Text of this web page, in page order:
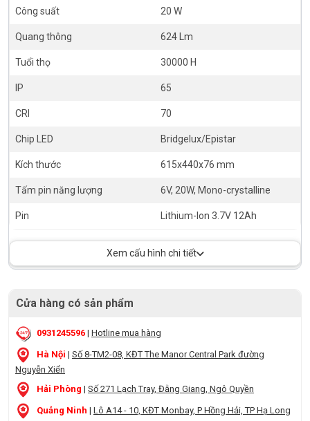
Công suất 20 W
Quang thông 624 Lm
Tuổi thọ 30000 H
IP 65
CRI 70
Chip LED Bridgelux/Epistar
Kích thước 615x440x76 mm
Tấm pin năng lượng 6V, 20W, Mono-crystalline
Pin Lithium-Ion 3.7V 12Ah
Xem cấu hình chi tiết
Cửa hàng có sản phẩm
0931245596 | Hotline mua hàng
Hà Nội | Số 8-TM2-08, KĐT The Manor Central Park đường
Nguyễn Xiển
Hải Phòng | Số 271 Lạch Tray, Đằng Giang, Ngô Quyền
Quảng Ninh | Lô A14 - 10, KĐT Monbay, P Hồng Hải, TP Hạ Long